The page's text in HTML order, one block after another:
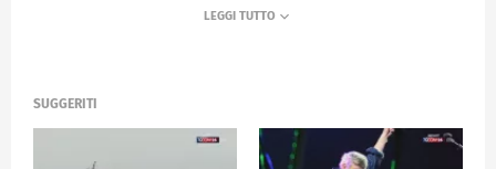
morto, Chico Forti potrà rivedere la famiglia,
MEDIASET
SUGGERITI